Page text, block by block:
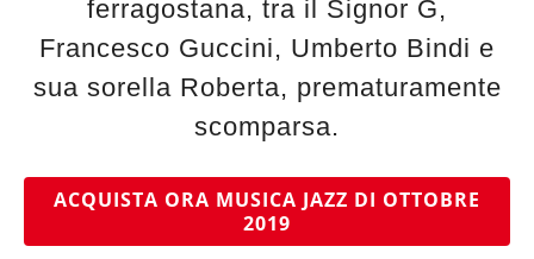
ferragostana, tra il Signor G,
Francesco Guccini, Umberto Bindi e
sua sorella Roberta, prematuramente
scomparsa.
ACQUISTA ORA MUSICA JAZZ DI OTTOBRE
2019